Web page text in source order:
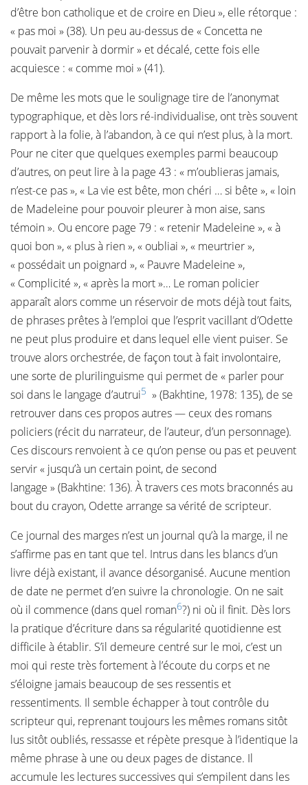
d’être bon catholique et de croire en Dieu », elle rétorque :
« pas moi » (38). Un peu au-dessus de « Concetta ne
pouvait parvenir à dormir » et décalé, cette fois elle
acquiesce : « comme moi » (41).
De même les mots que le soulignage tire de l’anonymat
typographique, et dès lors ré-individualise, ont très souvent
rapport à la folie, à l’abandon, à ce qui n’est plus, à la mort.
Pour ne citer que quelques exemples parmi beaucoup
d’autres, on peut lire à la page 43 : « m’oublieras jamais,
n’est-ce pas », « La vie est bête, mon chéri … si bête », « loin
de Madeleine pour pouvoir pleurer à mon aise, sans
témoin ». Ou encore page 79 : « retenir Madeleine », « à
quoi bon », « plus à rien », « oubliai », « meurtrier »,
« possédait un poignard », « Pauvre Madeleine »,
« Complicité », « après la mort »… Le roman policier
apparaît alors comme un réservoir de mots déjà tout faits,
de phrases prêtes à l’emploi que l’esprit vacillant d’Odette
ne peut plus produire et dans lequel elle vient puiser. Se
trouve alors orchestrée, de façon tout à fait involontaire,
une sorte de plurilinguisme qui permet de « parler pour
soi dans le langage d’autrui5 » (Bakhtine, 1978: 135), de se
retrouver dans ces propos autres — ceux des romans
policiers (récit du narrateur, de l’auteur, d’un personnage).
Ces discours renvoient à ce qu’on pense ou pas et peuvent
servir « jusqu’à un certain point, de second
langage » (Bakhtine: 136). À travers ces mots braconnés au
bout du crayon, Odette arrange sa vérité de scripteur.
Ce journal des marges n’est un journal qu’à la marge, il ne
s’affirme pas en tant que tel. Intrus dans les blancs d’un
livre déjà existant, il avance désorganisé. Aucune mention
de date ne permet d’en suivre la chronologie. On ne sait
où il commence (dans quel roman6?) ni où il finit. Dès lors
la pratique d’écriture dans sa régularité quotidienne est
difficile à établir. S’il demeure centré sur le moi, c’est un
moi qui reste très fortement à l’écoute du corps et ne
s’éloigne jamais beaucoup de ses ressentis et
ressentiments. Il semble échapper à tout contrôle du
scripteur qui, reprenant toujours les mêmes romans sitôt
lus sitôt oubliés, ressasse et répète presque à l’identique la
même phrase à une ou deux pages de distance. Il
accumule les lectures successives qui s’empilent dans les